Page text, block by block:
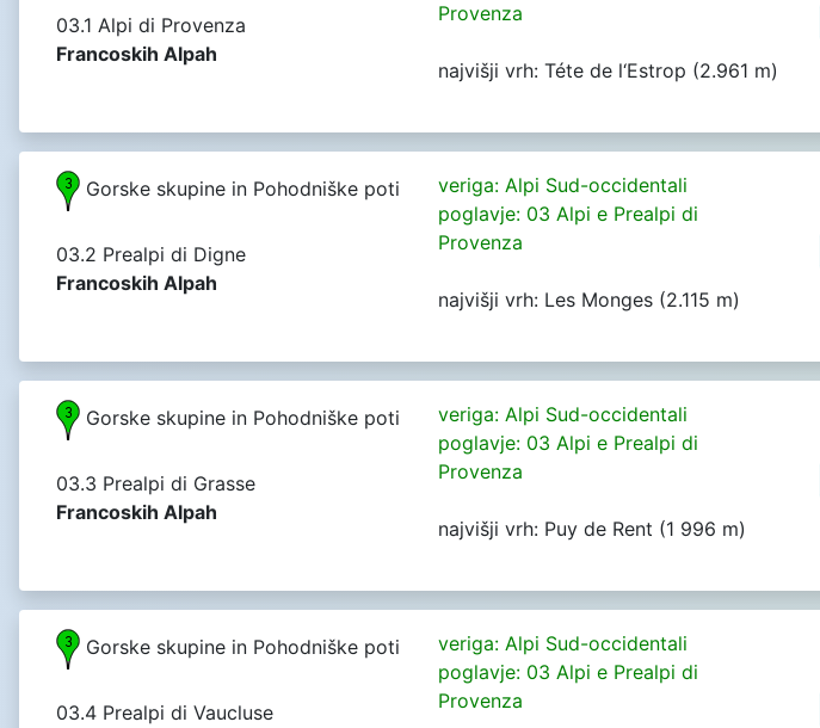
03.1 Alpi di Provenza
Francoskih Alpah
Provenza
najvišji vrh: Téte de l‘Estrop (2.961 m)
Gorske skupine in Pohodniške poti
03.2 Prealpi di Digne
Francoskih Alpah
veriga: Alpi Sud-occidentali
poglavje: 03 Alpi e Prealpi di
Provenza
najvišji vrh: Les Monges (2.115 m)
Gorske skupine in Pohodniške poti
03.3 Prealpi di Grasse
Francoskih Alpah
veriga: Alpi Sud-occidentali
poglavje: 03 Alpi e Prealpi di
Provenza
najvišji vrh: Puy de Rent (1 996 m)
Gorske skupine in Pohodniške poti
03.4 Prealpi di Vaucluse
veriga: Alpi Sud-occidentali
poglavje: 03 Alpi e Prealpi di
Provenza